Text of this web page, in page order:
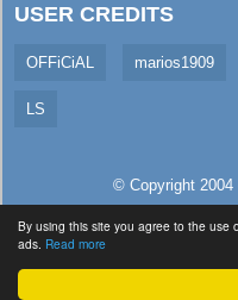
By using this site you agree to the use
ads. Read more
USER CREDITS
OFFiCiAL marios1909
LS
© Copyright 2004